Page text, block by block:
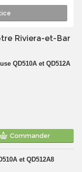
Riviera-et-Bar
QD510A et QD512A
Commander
et QD512A8